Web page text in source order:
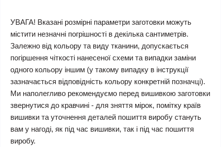
УВАГА! Вказані розмірні параметри заготовки можуть
містити незначні погрішності в декілька сантиметрів.
Залежно від кольору та виду тканини, допускається
погіршення чіткості нанесеної схеми та випадки заміни
одного кольору іншим (у такому випадку в інструкції
зазначається відповідність кольору конкретній позначці).
Ми наполегливо рекомендуємо перед вишивкою заготовки
звернутися до кравчині - для зняття мірок, помітку країв
вишивки та уточнення деталей пошиття виробу стануть
вам у нагоді, як під час вишивки, так і під час пошиття
виробу.